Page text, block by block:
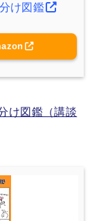
け図鑑
け図鑑（講談